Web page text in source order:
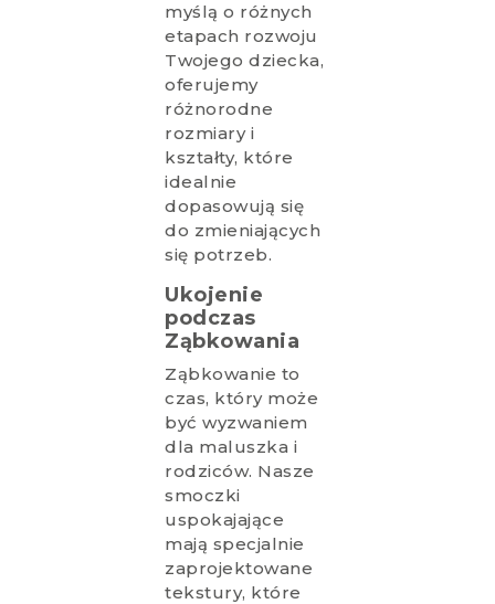
myślą o różnych
etapach rozwoju
Twojego dziecka,
oferujemy
różnorodne
rozmiary i
kształty, które
idealnie
dopasowują się
do zmieniających
się potrzeb.
Ukojenie
podczas
Ząbkowania
Ząbkowanie to
czas, który może
być wyzwaniem
dla maluszka i
rodziców. Nasze
smoczki
uspokajające
mają specjalnie
zaprojektowane
tekstury, które